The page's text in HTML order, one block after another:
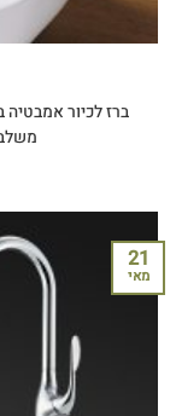
21
מאי